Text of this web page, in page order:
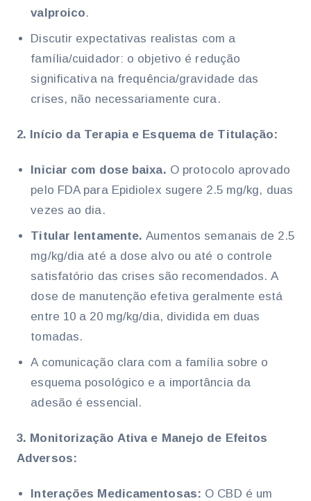
valproico.
Discutir expectativas realistas com a
família/cuidador: o objetivo é redução
significativa na frequência/gravidade das
crises, não necessariamente cura.
2. Início da Terapia e Esquema de Titulação:
Iniciar com dose baixa. O protocolo aprovado
pelo FDA para Epidiolex sugere 2.5 mg/kg, duas
vezes ao dia.
Titular lentamente.Aumentos semanais de 2.5
mg/kg/dia até a dose alvo ou até o controle
satisfatório das crises são recomendados. A
dose de manutenção efetiva geralmente está
entre 10 a 20 mg/kg/dia, dividida em duas
tomadas.
A comunicação clara com a família sobre o
esquema posológico e a importância da
adesão é essencial.
3. Monitorização Ativa e Manejo de Efeitos
Adversos:
Interações Medicamentosas: O CBD é um